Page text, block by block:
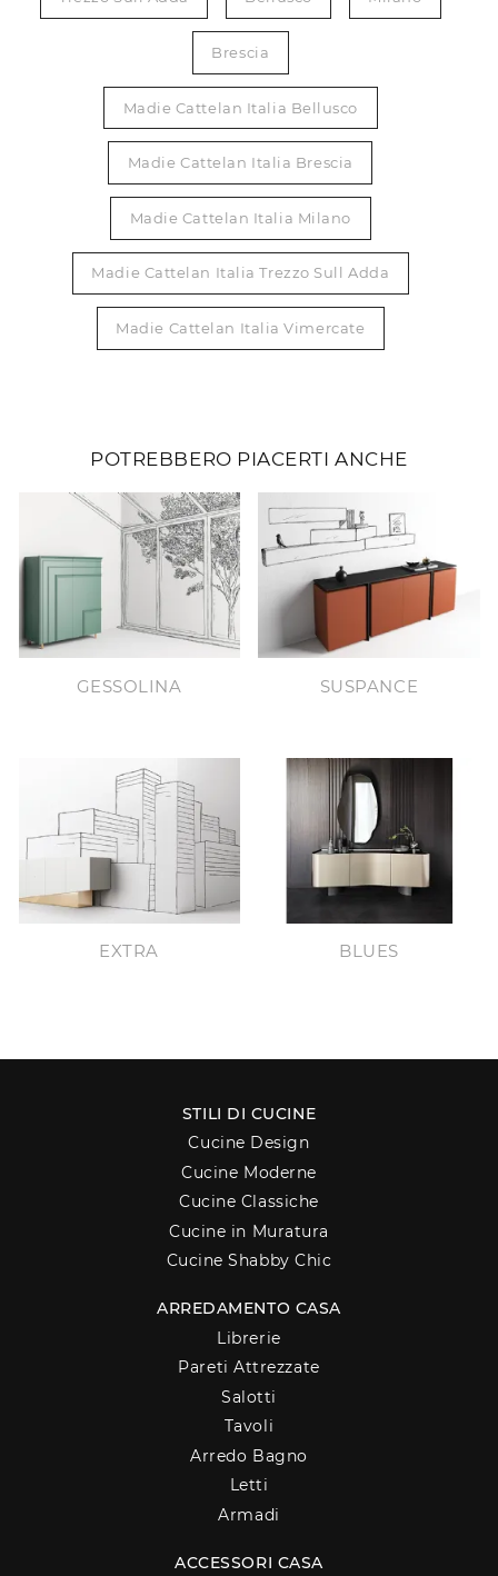
Brescia
Madie Cattelan Italia Bellusco
Madie Cattelan Italia Brescia
Madie Cattelan Italia Milano
Madie Cattelan Italia Trezzo Sull Adda
Madie Cattelan Italia Vimercate
POTREBBERO PIACERTI ANCHE
GESSOLINA SUSPANCE
EXTRA BLUES
STILI DI CUCINE
Cucine Design
Cucine Moderne
Cucine Classiche
Cucine in Muratura
Cucine Shabby Chic
ARREDAMENTO CASA
Librerie
Pareti Attrezzate
Salotti
Tavoli
Arredo Bagno
Letti
Armadi
ACCESSORI CASA